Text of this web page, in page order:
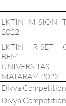
LKTIN MISION
2022
LKTIN RISET
BEM
UNIVERSITAS
MATARAM 2022
Divya
Divya